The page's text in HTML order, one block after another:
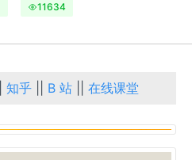
11634
知乎 B 站 ||在线课堂